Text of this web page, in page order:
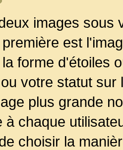
images sous
est
forme d'étoiles
votre statut
plus grande
à chaque
choisir la